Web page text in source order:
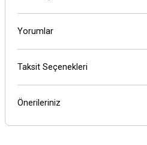
Yorumlar
Taksit Seçenekleri
Önerileriniz